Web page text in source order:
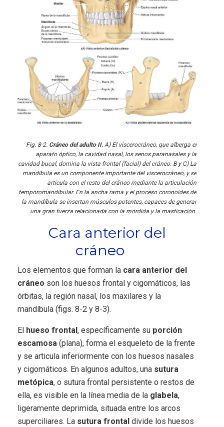
Fig. 8-2. Cráneo del adulto II. A) El viscerocráneo, que alberga el
aparato óptico, la cavidad nasal, los senos paranasales y la
cavidad bucal, domina la vista frontal (facial) del cráneo. B y C) La
mandíbula es un componente importante del viscerocráneo, y se
articula con el resto del cráneo mediante la articulación
temporomandibular. En la ancha rama y el proceso coronoides de
la mandíbula se insertan músculos potentes, capaces de generar
una gran fuerza relacionada con la mordida y la masticación.
Cara anterior del
cráneo
Los elementos que forman la cara anterior del
cráneo son los huesos frontal y cigomáticos, las
órbitas, la región nasal, los maxilares y la
mandíbula (figs. 8-2 y 8-3).
El hueso frontal, específicamente su porción
escamosa (plana), forma el esqueleto de la frente
y se articula inferiormente con los huesos nasales
y cigomáticos. En algunos adultos, una sutura
metópica, o sutura frontal persistente o restos de
ella, es visible en la línea media de la glabela,
ligeramente deprimida, situada entre los arcos
superciliares. La sutura frontal divide los huesos